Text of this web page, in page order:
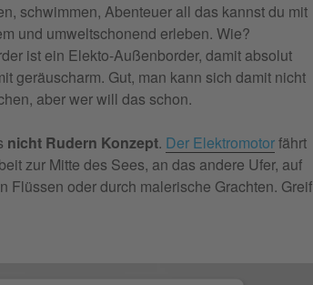
schwimmen, Abenteuer all das kannst du mit
und umweltschonend erleben. Wie?
ist ein Elekto-Außenborder, damit absolut
geräuscharm. Gut, man kann sich damit nicht
aber wer will das schon.
nicht Rudern Konzept. Der Elektromotorfährt
zur Mitte des Sees, an das andere Ufer, auf
Flüssen oder durch malerische Grachten. Greif